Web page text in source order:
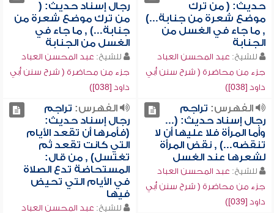
حديث: ( من ترك
موضع شعرة من جنابة...)
, ما جاء في الغسل من
الجنابة
للشيخ: عبد المحسن العباد
جزء من محاضرة ( شرح سنن أبي
داود [038])
رجال إسناد حديث: (
من ترك موضع شعرة من
جنابة...) , ما جاء في
الغسل من الجنابة
للشيخ: عبد المحسن العباد
جزء من محاضرة ( شرح سنن أبي
داود [038])
الفهرس: تراجم
رجال إسناد حديث: (...
وأما المرأة فلا عليها أن لا
تنقضه...) , نقض المرأة
لشعرها عند الغسل
للشيخ: عبد المحسن العباد
جزء من محاضرة ( شرح سنن أبي
داود [039])
الفهرس: تراجم
رجال إسناد حديث:
(فأمرها أن تقعد الأيام
التي كانت تقعد ثم
تغتسل) , من قال:
المستحاضة تدع الصلاة
في الأيام التي تحيض
فيها
للشيخ: عبد المحسن العباد